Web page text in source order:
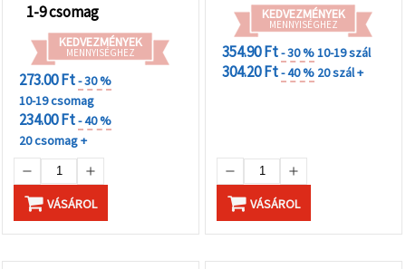
1-9 csomag
KEDVEZMÉNYEK
MENNYISÉGHEZ
273.00 Ft- 30 %
10-19 csomag
234.00 Ft- 40 %
20 csomag +
VÁSÁROL
KEDVEZMÉNYEK
MENNYISÉGHEZ
354.90 Ft- 30 %10-19 szál
304.20 Ft- 40 % 20 szál +
VÁSÁROL